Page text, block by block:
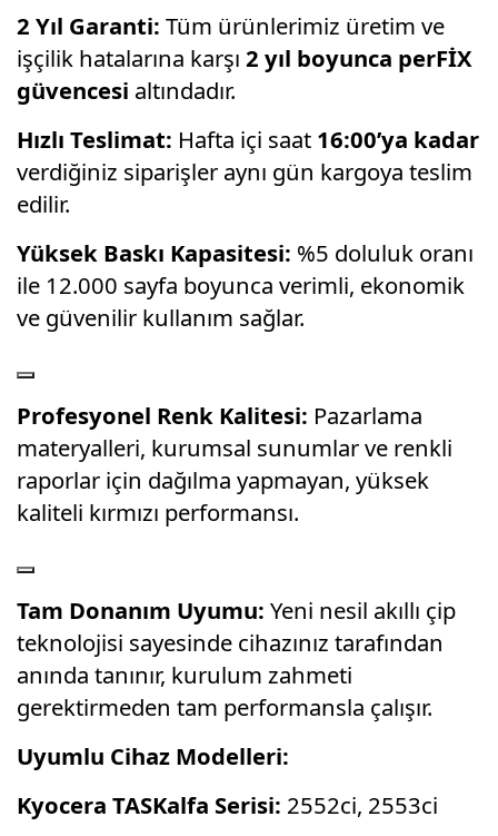
2 Yıl Garanti: Tüm ürünlerimiz üretim ve
işçilik hatalarına karşı 2 yıl boyunca perFİX
güvencesi altındadır.
Hızlı Teslimat: Hafta içi saat 16:00’ya kadar
verdiğiniz siparişler aynı gün kargoya teslim
edilir.
Yüksek Baskı Kapasitesi: %5 doluluk oranı
ile 12.000 sayfa boyunca verimli, ekonomik
ve güvenilir kullanım sağlar.
Profesyonel Renk Kalitesi: Pazarlama
materyalleri, kurumsal sunumlar ve renkli
raporlar için dağılma yapmayan, yüksek
kaliteli kırmızı performansı.
Tam Donanım Uyumu: Yeni nesil akıllı çip
teknolojisi sayesinde cihazınız tarafından
anında tanınır, kurulum zahmeti
gerektirmeden tam performansla çalışır.
Uyumlu Cihaz Modelleri:
Kyocera TASKalfa Serisi: 2552ci, 2553ci